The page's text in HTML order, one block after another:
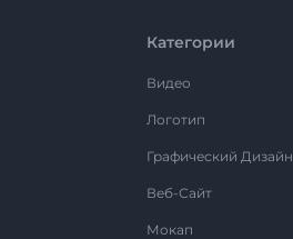
Категории
Видео
Логотип
Графический Дизайн
Веб-Сайт
Мокап